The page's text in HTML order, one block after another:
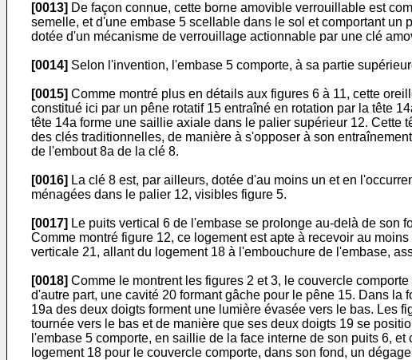
[0013] De façon connue, cette borne amovible verrouillable est
semelle, et d'une embase 5 scellable dans le sol et comportant
dotée d'un mécanisme de verrouillage actionnable par une clé
[0014] Selon l'invention, l'embase 5 comporte, à sa partie
[0015] Comme montré plus en détails aux figures 6 à 11, cette
constitué ici par un pêne rotatif 15 entraîné en rotation par la tête
tête 14a forme une saillie axiale dans le palier supérieur 12. Cette
des clés traditionnelles, de manière à s'opposer à son
de l'embout 8a de la clé 8.
[0016] La clé 8 est, par ailleurs, dotée d'au moins un et en
ménagées dans le palier 12, visibles figure 5.
[0017] Le puits vertical 6 de l'embase se prolonge au-delà de son
Comme montré figure 12, ce logement est apte à recevoir au
verticale 21, allant du logement 18 à l'embouchure de l'embase,
[0018] Comme le montrent les figures 2 et 3, le couvercle
d'autre part, une cavité 20 formant gâche pour le pêne 15. Dans
19a des deux doigts forment une lumière évasée vers le bas. Les
tournée vers le bas et de manière que ses deux doigts 19 se
l'embase 5 comporte, en saillie de la face interne de son puits 6,
logement 18 pour le couvercle comporte, dans son fond, un